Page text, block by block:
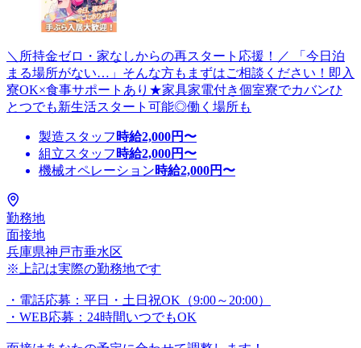
＼所持金ゼロ・家なしからの再スタート応援！／ 「今日泊
まる場所がない…」そんな方もまずはご相談ください！即入
寮OK×食事サポートあり★家具家電付き個室寮でカバンひ
とつでも新生活スタート可能◎働く場所も
製造スタッフ 時給2,000円〜
組立スタッフ 時給2,000円〜
機械オペレーション時給2,000円〜
勤務地
面接地
兵庫県神戸市垂水区
※上記は実際の勤務地です
・電話応募：平日・土日祝OK（9:00～20:00）
・WEB応募：24時間いつでもOK